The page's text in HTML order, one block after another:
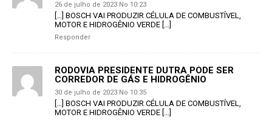
26 de julho de 2023 No 10:23
[…] BOSCH VAI PRODUZIR CÉLULA DE COMBUSTÍVEL,
MOTOR E HIDROGÊNIO VERDE […]
Responder
RODOVIA PRESIDENTE DUTRA PODE SER
CORREDOR DE GÁS E HIDROGÊNIO
30 de julho de 2023 No 10:35
[…] BOSCH VAI PRODUZIR CÉLULA DE COMBUSTÍVEL,
MOTOR E HIDROGÊNIO VERDE […]